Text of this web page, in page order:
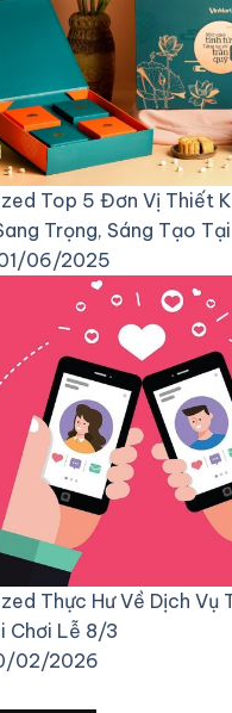
Top 5 Đơn Vị Thiết
Trọng, Sáng Tạo Tại
01/06/2025
Thực Hư Về Dịch Vụ
Chơi Lễ 8/3
02/2026